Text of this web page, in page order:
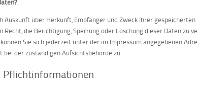
Auskunft über Herkunft, Empfänger und Zweck Ihrer
die Berichtigung, Sperrung oder Löschung dieser Daten zu
Sie sich jederzeit unter der im Impressum angegebenen
der zuständigen Aufsichtsbehörde zu.
Pflichtinformationen